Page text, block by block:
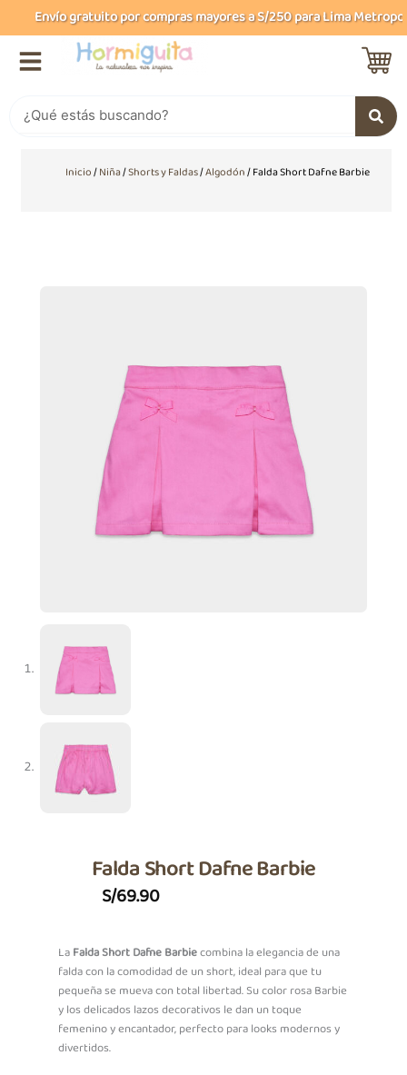
al
contenido
Envío gratuito por compras mayores a S/250 para Lima
Inicio/Niña/Shorts y Faldas/Algodón/ Falda Short Dafne Barbie
Falda Short Dafne Barbie
S/69.90
LaFalda Short Dafne Barbiecombina la elegancia de una
falda con la comodidad de un short, ideal para que tu
pequeña se mueva con total libertad. Su color rosa Barbie
y los delicados lazos decorativos le dan un toque
femenino y encantador, perfecto para looks modernos y
divertidos.